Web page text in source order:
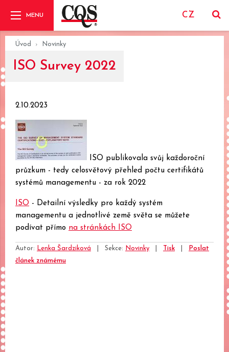
CZ
Úvod Novinky
ISO Survey 2022
2.10.2023
ISO publikovala svůj každoroční
průzkum - tedy celosvětový přehled počtu certifikátů
systémů managementu - za rok 2022
ISO - Detailní výsledky pro každý systém
managementu a jednotlivé země světa se můžete
podívat přímo na stránkách ISO
Autor: Lenka Šardziková Sekce: Novinky Tisk
Poslat
článek známému